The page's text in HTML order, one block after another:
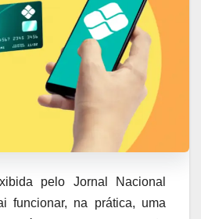
pelo Jornal Nacional
funcionar, na prática, uma